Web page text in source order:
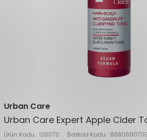
Urban Care
Urban Care Expert Apple Cider
Ürün Kodu : 126070 Barkod Kodu :